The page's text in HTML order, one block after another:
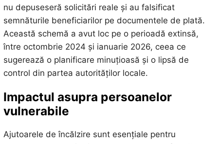
nu depuseseră solicitări reale și au falsificat
semnăturile beneficiarilor pe documentele de plată.
Această schemă a avut loc pe o perioadă extinsă,
între octombrie 2024 și ianuarie 2026, ceea ce
sugerează o planificare minuțioasă și o lipsă de
control din partea autorităților locale.
Impactul asupra persoanelor
vulnerabile
Ajutoarele de încălzire sunt esențiale pentru